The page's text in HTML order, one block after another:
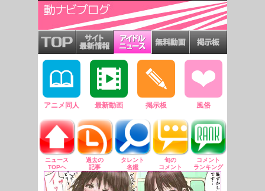
アニメ同人 最新動画 掲示板 風俗
ニュース
TOPへ
過去の
記事
タレント
名鑑
旬の
コメント
コメント
ランキング